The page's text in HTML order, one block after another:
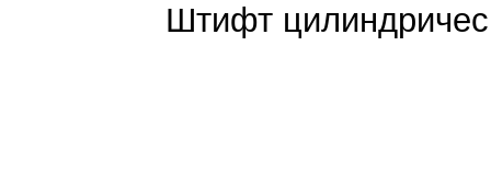
Штифт